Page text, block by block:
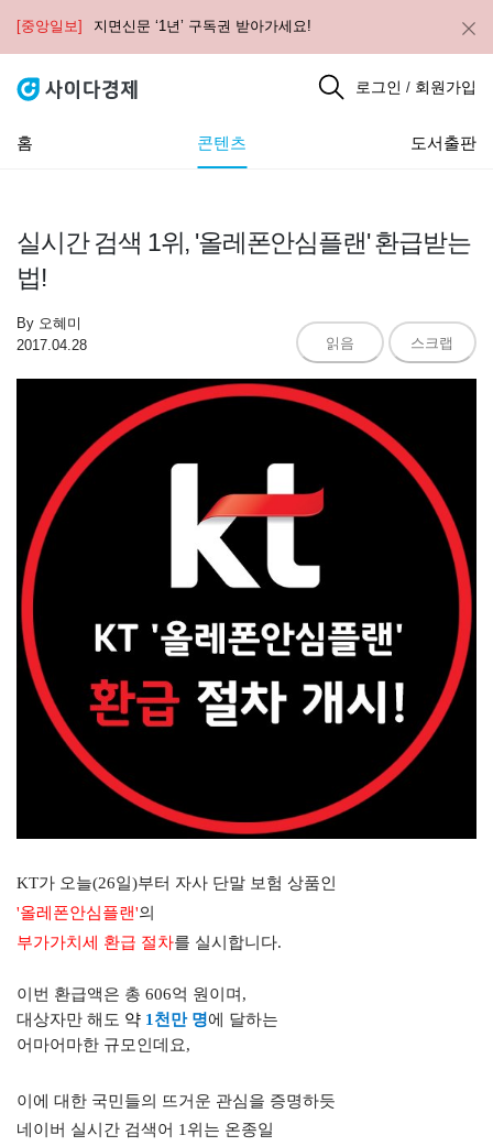
[중앙일보] 지면신문 ‘1년’ 구독권 받아가세요!
로그인 / 회원가입
홈 콘텐츠 도서출판
실시간 검색 1위, '올레폰안심플랜' 환급받는
법!
By 오혜미
2017.04.28
읽음 스크랩
KT가 오늘(26일)부터 자사 단말 보험 상품인
'올레폰안심플랜'의
부가가치세 환급 절차를 실시 합니다.
이번 환급액은 총 606억 원이며 ,
대상자만 해도 약 1 천만 명에 달하는
어마어마한 규모인데요,
이에 대한 국민들의 뜨거운 관심을 증명하듯
네이버 실시간 검색어 1위는 온종일